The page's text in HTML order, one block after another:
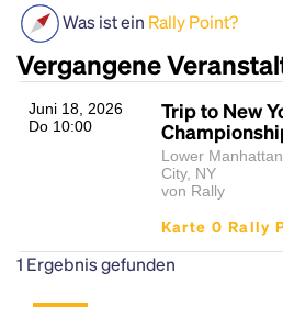
Was ist ein Rally Point?
Vergangene
Juni 18, 2026
Do 10:00
Trip to New
Lower
City, NY
von Rally
Karte 0 Rally
1 Ergebnis gefunden